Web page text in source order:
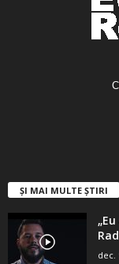
ȘI MAI MULTE ȘTIRI
dec.